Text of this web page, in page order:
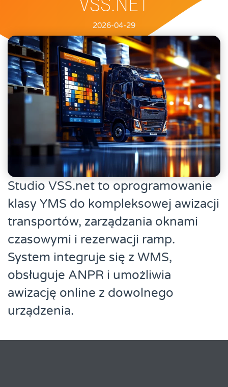
2026-04-29
Studio VSS.net to oprogramowanie
klasy YMS do kompleksowej awizacji
transportów, zarządzania oknami
czasowymi i rezerwacji ramp.
System integruje się z WMS,
obsługuje ANPR i umożliwia
awizację online z dowolnego
urządzenia.